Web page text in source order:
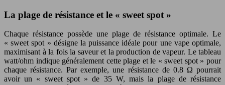
La plage de résistance et le « sweet spot »
Chaque résistance possède une plage de résistance optimale. Le
« sweet spot » désigne la puissance idéale pour une vape optimale,
maximisant à la fois la saveur et la production de vapeur. Le tableau
watt/ohm indique généralement cette plage et le « sweet spot » pour
chaque résistance. Par exemple, une résistance de 0.8 Ω pourrait
avoir un « sweet spot » de 35 W, mais la plage de résistance